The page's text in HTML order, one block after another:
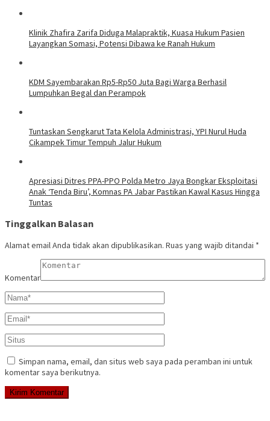
Klinik Zhafira Zarifa Diduga Malapraktik, Kuasa Hukum Pasien
Layangkan Somasi, Potensi Dibawa ke Ranah Hukum
KDM Sayembarakan Rp5-Rp50 Juta Bagi Warga Berhasil
Lumpuhkan Begal dan Perampok
Tuntaskan Sengkarut Tata Kelola Administrasi, YPI Nurul Huda
Cikampek Timur Tempuh Jalur Hukum
Apresiasi Ditres PPA-PPO Polda Metro Jaya Bongkar Eksploitasi
Anak ‘Tenda Biru’, Komnas PA Jabar Pastikan Kawal Kasus Hingga
Tuntas
Tinggalkan Balasan
Alamat email Anda tidak akan dipublikasikan. Ruas yang wajib ditandai *
Komentar
Simpan nama, email, dan situs web saya pada peramban ini untuk
komentar saya berikutnya.